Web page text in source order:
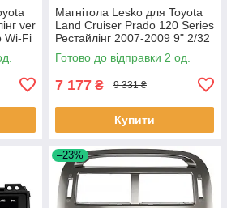
ver
Wi-Fi
Магнітола Lesko для Toyota
Land Cruiser Prado 120 Series
Рестайлінг 2007-2009 9" 2/32
Wi-Fi GPS Base 2 шт.
Готово до відправки 2 од.
7 177 ₴ 9 331 ₴
Купити
–23%